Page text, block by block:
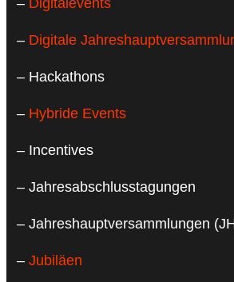
– Digitalevents
– Digitale
– Hackathons
– Hybride Events
– Incentives
– Jahresabschlusstagungen
– Jahreshauptversammlungen
– Jubiläen